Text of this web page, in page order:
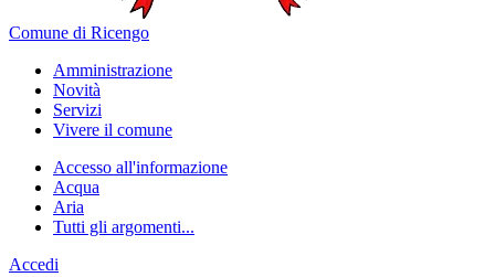
Comune di Ricengo
Amministrazione
Novità
Servizi
Vivere il comune
Accesso all'informazione
Acqua
Aria
Tutti gli argomenti...
Accedi